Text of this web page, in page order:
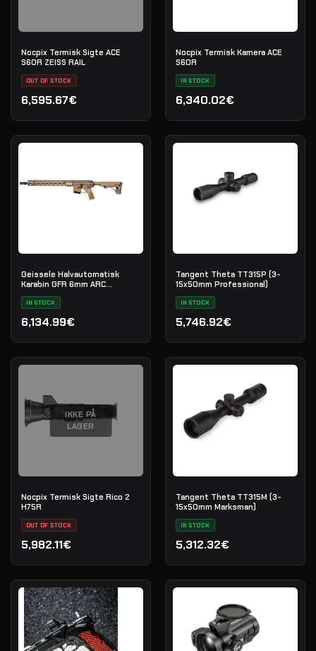
Nocpix Termisk Sigte ACE
S60R ZEISS RAIL
OUT OF STOCK
6,595.67€
Nocpix Termisk Kamera ACE
S60R
IN STOCK
6,340.02€
Geissele Halvautomatisk
Karabin GFR 6mm ARC
Maritime Reconnaissance 18"
- DDC
IN STOCK
6,134.99€
Tangent Theta TT315P (3-
15x50mm Professional)
IN STOCK
5,746.92€
IKKE PÅ
LAGER
Nocpix Termisk Sigte Rico 2
H75R
OUT OF STOCK
5,982.11€
Tangent Theta TT315M (3-
15x50mm Marksman)
IN STOCK
5,312.32€